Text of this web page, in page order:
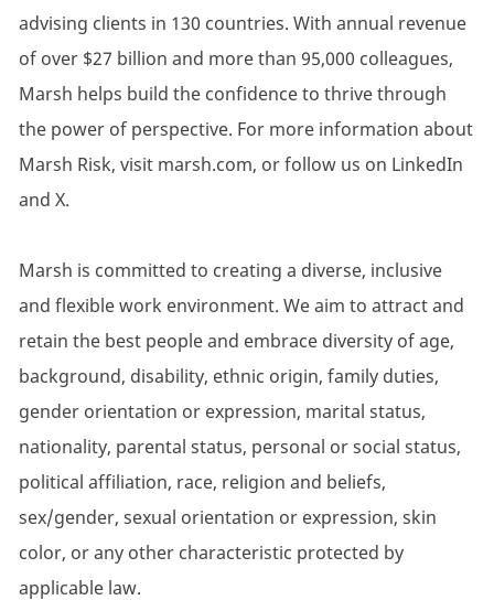
advising clients in 130 countries. With annual revenue
of over $27 billion and more than 95,000 colleagues,
Marsh helps build the confidence to thrive through
the power of perspective. For more information about
Marsh Risk, visit marsh.com, or follow us on LinkedIn
and X.
Marsh is committed to creating a diverse, inclusive
and flexible work environment. We aim to attract and
retain the best people and embrace diversity of age,
background, disability, ethnic origin, family duties,
gender orientation or expression, marital status,
nationality, parental status, personal or social status,
political affiliation, race, religion and beliefs,
sex/gender, sexual orientation or expression, skin
color, or any other characteristic protected by
applicable law.